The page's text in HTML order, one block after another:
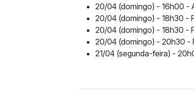
20/04 (domingo) - 16h00 -
20/04 (domingo) - 18h30 -
20/04 (domingo) - 18h30 -
20/04 (domingo) - 20h30 -
21/04 (segunda-feira) -